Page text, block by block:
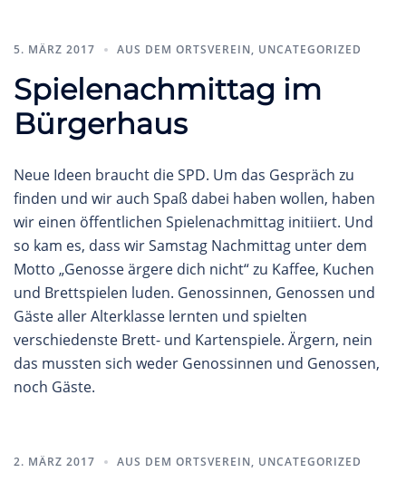
5. MÄRZ 2017 AUS DEM ORTSVEREIN, UNCATEGORIZED
Spielenachmittag im
Bürgerhaus
Neue Ideen braucht die SPD. Um das Gespräch zu
finden und wir auch Spaß dabei haben wollen, haben
wir einen öffentlichen Spielenachmittag initiiert. Und
so kam es, dass wir Samstag Nachmittag unter dem
Motto „Genosse ärgere dich nicht“ zu Kaffee, Kuchen
und Brettspielen luden. Genossinnen, Genossen und
Gäste aller Alterklasse lernten und spielten
verschiedenste Brett- und Kartenspiele. Ärgern, nein
das mussten sich weder Genossinnen und Genossen,
noch Gäste.
2. MÄRZ 2017 AUS DEM ORTSVEREIN, UNCATEGORIZED